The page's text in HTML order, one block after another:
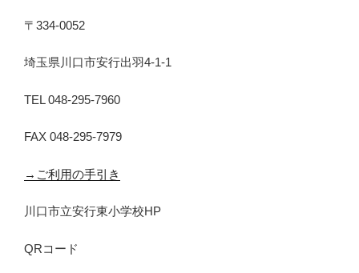
〒334-0052
埼玉県川口市安行出羽4-1-1
TEL 048-295-7960
FAX 048-295-7979
→ご利用の手引き
川口市立安行東小学校HP
QRコード